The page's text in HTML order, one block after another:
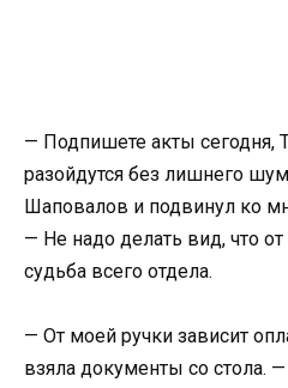
— Подпишете акты сегодня,
разойдутся без лишнего
Шаповалов и подвинул ко
— Не надо делать вид, что
судьба всего отдела.
— От моей ручки зависит
взяла документы со стола.